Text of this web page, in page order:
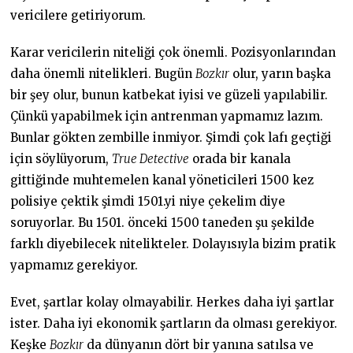
vericilere getiriyorum.
Karar vericilerin niteliği çok önemli. Pozisyonlarından
daha önemli nitelikleri. BugünBozkır olur, yarın başka
bir şey olur, bunun katbekat iyisi ve güzeli yapılabilir.
Çünkü yapabilmek için antrenman yapmamız lazım.
Bunlar gökten zembille inmiyor. Şimdi çok lafı geçtiği
için söylüyorum, True Detective orada bir kanala
gittiğinde muhtemelen kanal yöneticileri 1500 kez
polisiye çektik şimdi 1501.yi niye çekelim diye
soruyorlar. Bu 1501. önceki 1500 taneden şu şekilde
farklı diyebilecek nitelikteler. Dolayısıyla bizim pratik
yapmamız gerekiyor.
Evet, şartlar kolay olmayabilir. Herkes daha iyi şartlar
ister. Daha iyi ekonomik şartların da olması gerekiyor.
KeşkeBozkır da dünyanın dört bir yanına satılsa ve